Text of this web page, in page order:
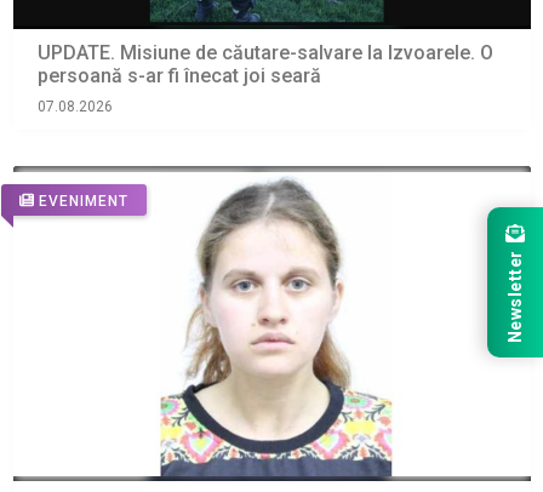
UPDATE. Misiune de căutare-salvare la Izvoarele. O
persoană s-ar fi înecat joi seară
07.08.2026
EVENIMENT
Newsletter